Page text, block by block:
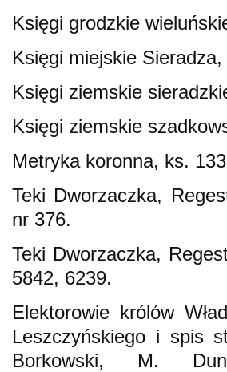
Księgi grodzkie
Księgi miejskie
Księgi ziemskie
Księgi ziemskie
Metryka koronna, ks.
Teki Dworzaczka,
nr 376.
Teki Dworzaczka,
5842, 6239.
Elektorowie królów
Leszczyńskiego i spis
Borkowski, M.